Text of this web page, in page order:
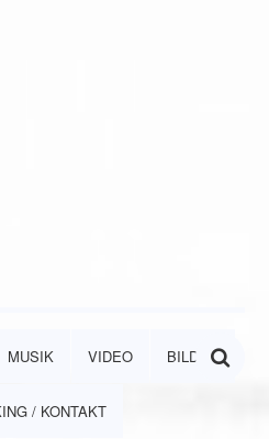
MUSIK VIDEO BILDER
/ KONTAKT